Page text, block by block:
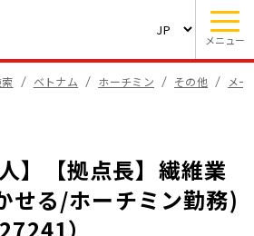
メニュー
ベトナム ホーチミン その他 メ
】【拠点長】繊維業
せる/ホーチミン勤務)
）